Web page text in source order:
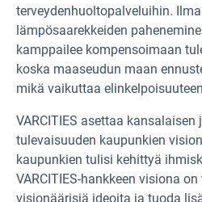
terveydenhuoltopalveluihin.
lämpösaarekkeiden
kamppailee kompensoimaan
koska maaseudun maan
mikä vaikuttaa
VARCITIES asettaa
tulevaisuuden kaupunkien
kaupunkien tulisi kehittyä
VARCITIES-hankkeen visiona
visionäärisiä ideoita ja tuoda